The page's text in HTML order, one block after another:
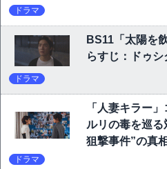
ドラマ
BS11「太陽を
らすじ：ドゥ
ドラマ
「人妻キラー
ルリの毒を巡
狙撃事件”の真
ドラマ